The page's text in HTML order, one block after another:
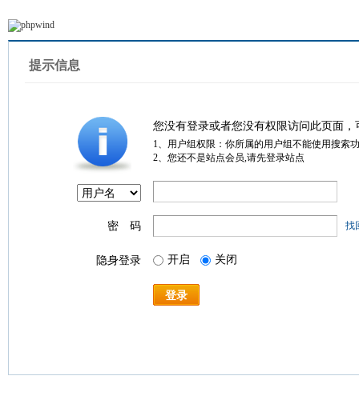
提示信息
您没有登录或者您没有权限访问此页面
1、用户组权限：你所属的用户组不能使用搜索
2、您还不是站点会员,请先登录站点
密 码 找
隐身登录 开启 关闭
登录